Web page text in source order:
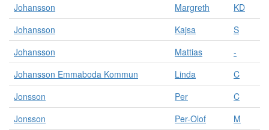
Johansson
Margreth
KD
Johansson
Kajsa
S
Johansson
Mattias
-
Johansson Emmaboda Kommun
Linda
C
Jonsson
Per
C
Jonsson
Per-Olof
M